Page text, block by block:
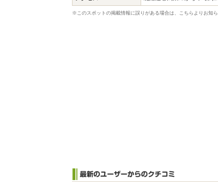
※このスポットの掲載情報に誤りがある場合は、こちらよりお知